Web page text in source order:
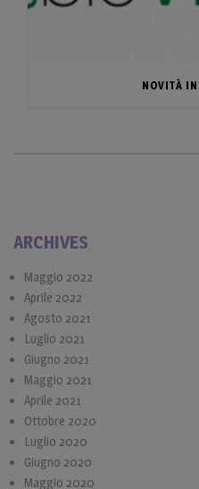
NOVITÀ
ARCHIVES
Maggio 2022
Aprile 2022
Agosto 2021
Luglio 2021
Giugno 2021
Maggio 2021
Aprile 2021
Ottobre 2020
Luglio 2020
Giugno 2020
Maggio 2020